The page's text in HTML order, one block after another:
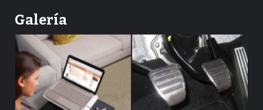
Galería